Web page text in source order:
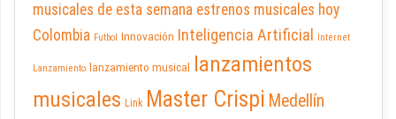
musicales de esta semana estrenos musicales hoy
Colombia Futbol Innovación Inteligencia Artificial Internet
Lanzamiento lanzamiento musical
lanzamientos
musicales Link Master Crispi Medellín